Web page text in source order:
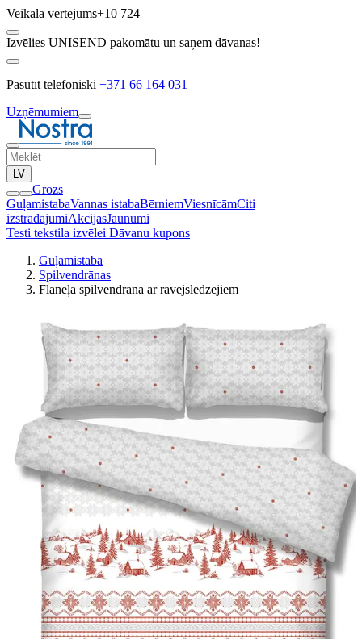
Veikala vērtējums+10 724
Izvēlies UNISEND pakomātu un saņem dāvanas!
Pasūtīt telefoniski +371 66 164 031
Uzņēmumiem
LV
Grozs
GuļamistabaVannas istabaBērniemViesnīcāmCiti
izstrādājumiAkcijasJaunumi
Testi tekstila izvēlei Dāvanu kupons
Guļamistaba
Spilvendrānas
Flaneļa spilvendrāna ar rāvējslēdzējiem